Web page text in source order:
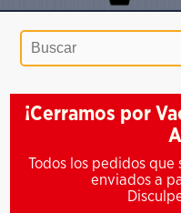
¡Cerramos por
Todos los pedidos que
enviados a